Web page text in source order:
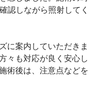
認しながら照射してく
に案内していただきま
々も対応が良く安心し
術後は、注意点などを